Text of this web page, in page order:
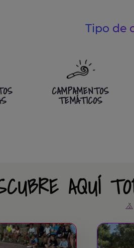
Tipo de
CAMPAMENTOS
TEMÁTICOS
AQUÍ